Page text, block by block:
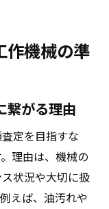
作機械の準
繋がる理由
定を目指すな
理由は、機械の
状況や大切に扱
えば、油汚れや